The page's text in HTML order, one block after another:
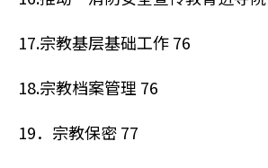
17.宗教基层基础工作 76
18.宗教档案管理 76
19．宗教保密 77